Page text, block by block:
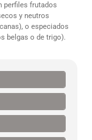
perfiles frutados
y neutros
o especiados
belgas o de trigo).